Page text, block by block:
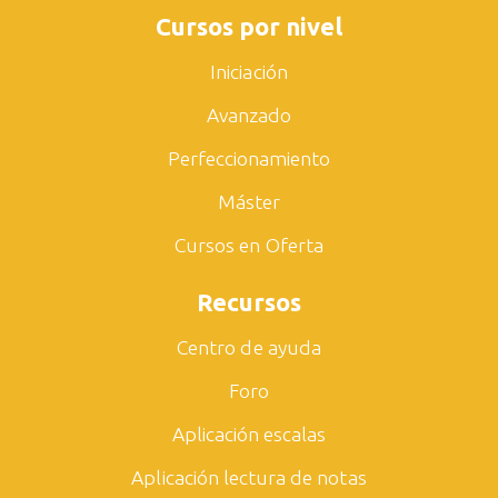
Cursos por nivel
Iniciación
Avanzado
Perfeccionamiento
Máster
Cursos en Oferta
Recursos
Centro de ayuda
Foro
Aplicación escalas
Aplicación lectura de notas